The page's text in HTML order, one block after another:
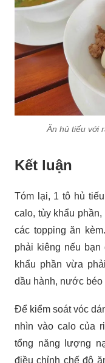
Ăn hủ tiếu với
Kết luận
Tóm lại, 1 tô hủ
calo, tùy khẩu
các topping ăn
phải kiêng nếu
khẩu phần vừa
dầu hành, nước béo
Để kiểm soát vóc
nhìn vào calo của
tổng năng lượng
điều chỉnh chế độ